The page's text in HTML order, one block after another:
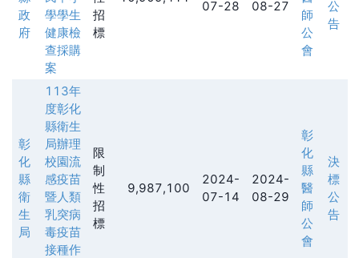
政
府
學學生
健康檢
查採購
案
招
標
07-28 08-27
師
公
會
公
告
彰
化
縣
衛
生
局
113年
度彰化
縣衛生
局辦理
校園流
感疫苗
暨人類
乳突病
毒疫苗
接種作
限
制
性
招
標
9,987,100
2024-
07-14
2024-
08-29
彰
化
縣
醫
師
公
會
決
標
公
告